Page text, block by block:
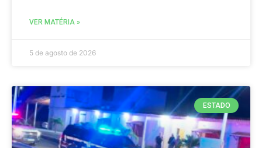
VER MATÉRIA »
5 de agosto de 2026
ESTADO